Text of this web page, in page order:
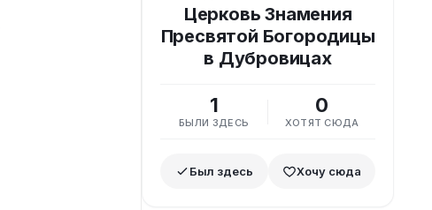
Церковь Знамения
Пресвятой Богородицы
в Дубровицах
1
БЫЛИ ЗДЕСЬ
0
ХОТЯТ СЮДА
Был здесь Хочу сюда